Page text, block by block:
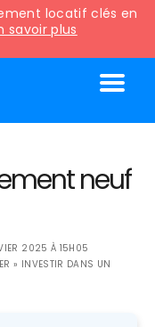
locatif clés en
savoir plus
neuf
2025 À 15H05
» INVESTIR DANS UN